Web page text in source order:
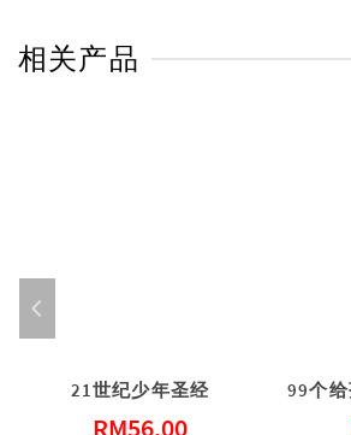
相关产品
21世纪少年圣经
RM56.00